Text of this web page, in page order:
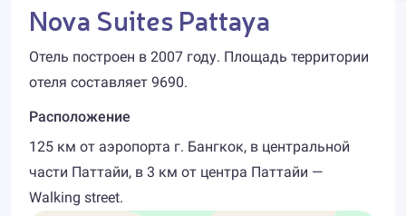
Nova Suites Pattaya
Отель построен в 2007 году. Площадь территории
отеля составляет 9690.
Расположение
125 км от аэропорта г. Бангкок, в центральной
части Паттайи, в 3 км от центра Паттайи —
Walking street.